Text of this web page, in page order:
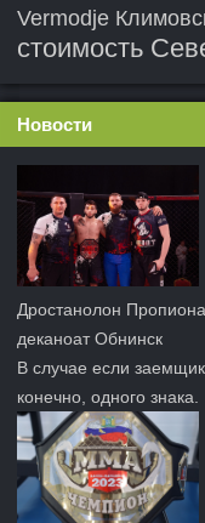
Vermodje
стоимость
Новости
Дростанолон
деканоат Обнинск
В случае если
конечно, одного знака.